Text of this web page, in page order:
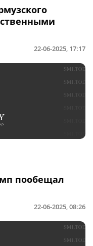
22-06-2025, 17:17
пообещал
22-06-2025, 08:26